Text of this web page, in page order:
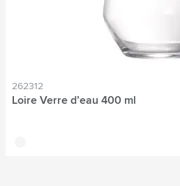
262312
Loire Verre d’eau 400 ml